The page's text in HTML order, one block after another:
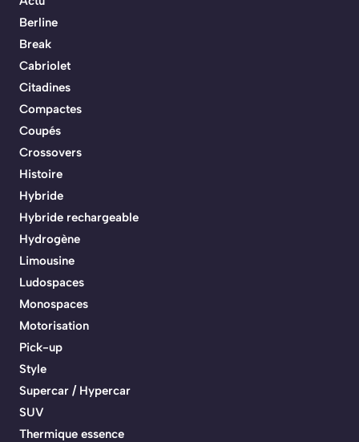
Berline
Break
Cabriolet
Citadines
Compactes
Coupés
Crossovers
Histoire
Hybride
Hybride rechargeable
Hydrogène
Limousine
Ludospaces
Monospaces
Motorisation
Pick-up
Style
Supercar / Hypercar
SUV
Thermique essence